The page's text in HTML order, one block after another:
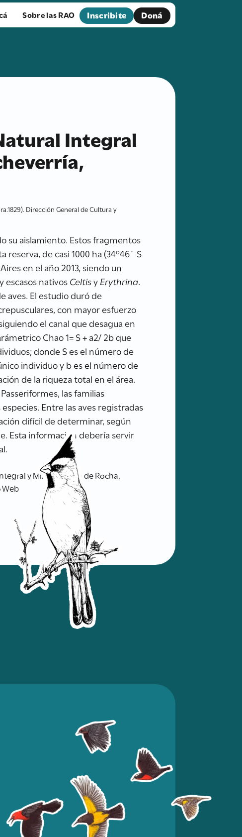
Sobre las RAO Inscribite Doná
Integral
Dirección General de Cultura y
su aislamiento. Estos fragmentos
de casi 1000 ha (34º46´ S
en el año 2013, siendo un
y escasos nativosCeltisyErythrina.
aves. El estudio duró de
con mayor esfuerzo
el canal que desagua en
Chao 1= S + a2/ 2b que
donde S es el número de
individuo y b es el número de
de la riqueza total en el área.
las familias
Entre las aves registradas
difícil de determinar, según
Esta información debería servir
y Mixta Laguna de Rocha,
Web